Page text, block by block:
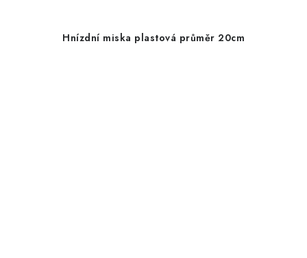
Hnízdní miska plastová průměr 20cm